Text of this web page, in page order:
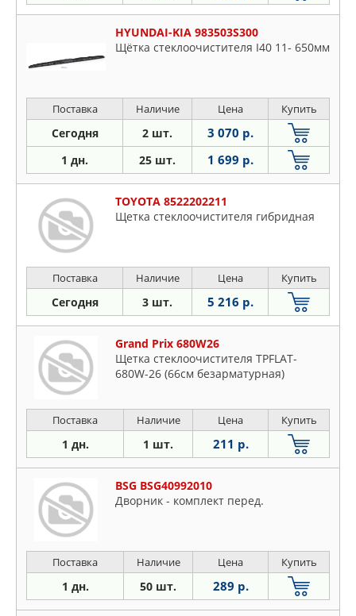
HYUNDAI-KIA 983503S300
Щётка стеклоочистителя I40 11- 650мм
Поставка Наличие Цена Купить
Сегодня 2 шт. 3 070 р.
1 дн. 25 шт. 1 699 р.
TOYOTA 8522202211
Щетка стеклоочистителя гибридная
Поставка Наличие Цена Купить
Сегодня 3 шт. 5 216 р.
Grand Prix 680W26
Щетка стеклоочистителя TPFLAT-
680W-26 (66см безарматурная)
Поставка Наличие Цена Купить
1 дн. 1 шт. 211 р.
BSG BSG40992010
Дворник - комплект перед.
Поставка Наличие Цена Купить
1 дн. 50 шт. 289 р.